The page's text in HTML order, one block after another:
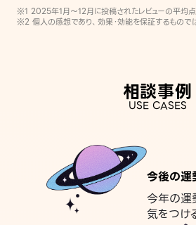
※1 2025年1月〜12月に投稿されたレビューの平均点
※2 個人の感想であり、効果・効能を保証するもので
相談事例
USE CASES
今後の運
今年の運
気をつけ